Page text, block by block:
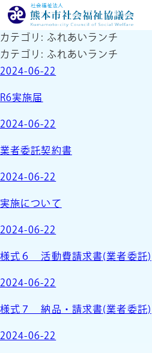
カテゴリ: ふれあいランチ
カテゴリ: ふれあいランチ
2024-06-22
R6実施届
2024-06-22
業者委託契約書
2024-06-22
実施について
2024-06-22
様式６ 活動費請求書(業者委託)
2024-06-22
様式７ 納品・請求書(業者委託)
2024-06-22